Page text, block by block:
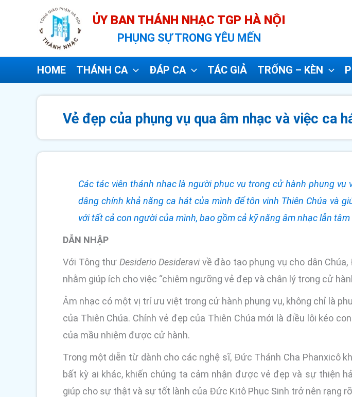
dung
ỦY BAN THÁNH NHẠC TGP HÀ NỘI
PHỤNG SỰ TRONG YÊU MẾN
HOME THÁNH CA ĐÁP CA TÁC GIẢ TRỐNG – KÈN
Vẻ đẹp của phụng vụ qua âm nhạc và việc ca
Các tác viên thánh nhạc là người phục vụ trong cử hành phụng
dâng chính khả năng ca hát của mình để tôn vinh Thiên Chúa và
với tất cả con người của mình, bao gồm cả kỹ năng âm nhạc lẫn
DẪN NHẬP
Với Tông thư Desiderio Desideravi về đào tạo phụng vụ cho dân
nhằm giúp ích cho việc “chiêm ngưỡng vẻ đẹp và chân lý trong cử
Âm nhạc có một vị trí ưu việt trong cử hành phụng vụ, không chỉ là
của Thiên Chúa. Chính vẻ đẹp của Thiên Chúa mới là điều lôi kéo
của mầu nhiệm được cử hành.
Trong một diễn từ dành cho các nghệ sĩ, Đức Thánh Cha Phanxicô
bất kỳ ai khác, khiến chúng ta cảm nhận được vẻ đẹp và sự thiện
giúp cho sự thật và sự tốt lành của Đức Kitô Phục Sinh trở nên rạng